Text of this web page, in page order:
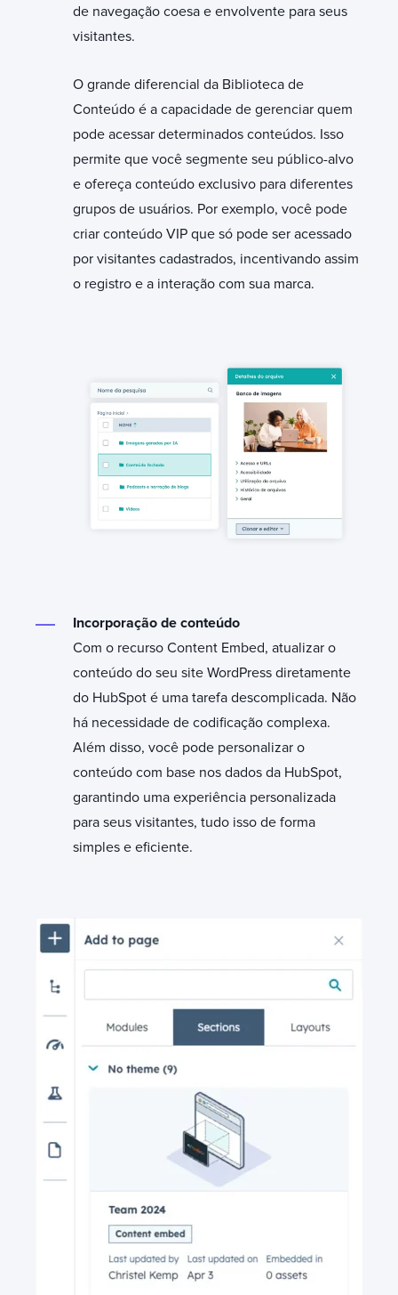
de navegação coesa e envolvente para seus
visitantes.
O grande diferencial da Biblioteca de
Conteúdo é a capacidade de gerenciar quem
pode acessar determinados conteúdos. Isso
permite que você segmente seu público-alvo
e ofereça conteúdo exclusivo para diferentes
grupos de usuários. Por exemplo, você pode
criar conteúdo VIP que só pode ser acessado
por visitantes cadastrados, incentivando assim
o registro e a interação com sua marca.
Incorporação de conteúdo
Com o recurso Content Embed, atualizar o
conteúdo do seu site WordPress diretamente
do HubSpot é uma tarefa descomplicada. Não
há necessidade de codificação complexa.
Além disso, você pode personalizar o
conteúdo com base nos dados da HubSpot,
garantindo uma experiência personalizada
para seus visitantes, tudo isso de forma
simples e eficiente.